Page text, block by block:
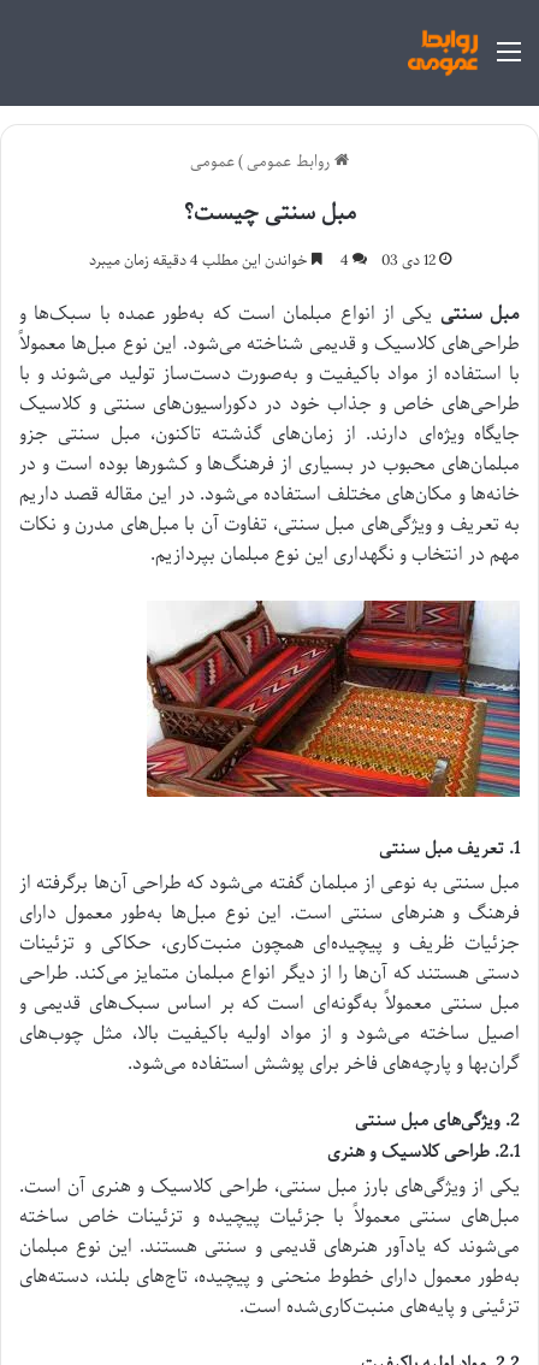
منو
روابط عمومی)عمومی
مبل سنتی چیست؟
12 دی 03 4 خواندن این مطلب 4 دقیقه زمان میبرد
مبل سنتی یکی از انواع مبلمان است که به‌طور عمده با سبک‌ها و
طراحی‌های کلاسیک و قدیمی شناخته می‌شود. این نوع مبل‌ها معمولاً
با استفاده از مواد باکیفیت و به‌صورت دست‌ساز تولید می‌شوند و با
طراحی‌های خاص و جذاب خود در دکوراسیون‌های سنتی و کلاسیک
جایگاه ویژه‌ای دارند. از زمان‌های گذشته تاکنون، مبل سنتی جزو
مبلمان‌های محبوب در بسیاری از فرهنگ‌ها و کشورها بوده است و در
خانه‌ها و مکان‌های مختلف استفاده می‌شود. در این مقاله قصد داریم
به تعریف و ویژگی‌های مبل سنتی، تفاوت آن با مبل‌های مدرن و نکات
مهم در انتخاب و نگهداری این نوع مبلمان بپردازیم.
1. تعریف مبل سنتی
مبل سنتی به نوعی از مبلمان گفته می‌شود که طراحی آن‌ها برگرفته از
فرهنگ و هنرهای سنتی است. این نوع مبل‌ها به‌طور معمول دارای
جزئیات ظریف و پیچیده‌ای همچون منبت‌کاری، حکاکی و تزئینات
دستی هستند که آن‌ها را از دیگر انواع مبلمان متمایز می‌کند. طراحی
مبل سنتی معمولاً به‌گونه‌ای است که بر اساس سبک‌های قدیمی و
اصیل ساخته می‌شود و از مواد اولیه باکیفیت بالا، مثل چوب‌های
گران‌بها و پارچه‌های فاخر برای پوشش استفاده می‌شود.
2. ویژگی‌های مبل سنتی
2.1. طراحی کلاسیک و هنری
یکی از ویژگی‌های بارز مبل سنتی، طراحی کلاسیک و هنری آن است.
مبل‌های سنتی معمولاً با جزئیات پیچیده و تزئینات خاص ساخته
می‌شوند که یادآور هنرهای قدیمی و سنتی هستند. این نوع مبلمان
به‌طور معمول دارای خطوط منحنی و پیچیده، تاج‌های بلند، دسته‌های
تزئینی و پایه‌های منبت‌کاری‌شده است.